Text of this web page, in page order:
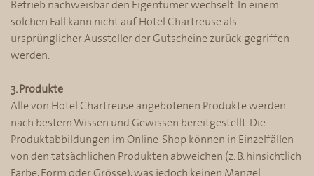
Betrieb nachweisbar den Eigentümer wechselt. In einem
solchen Fall kann nicht auf Hotel Chartreuse als
ursprünglicher Aussteller der Gutscheine zurück gegriffen
werden.
3. Produkte
Alle von Hotel Chartreuse angebotenen Produkte werden
nach bestem Wissen und Gewissen bereitgestellt. Die
Produktabbildungen im Online-Shop können in Einzelfällen
von den tatsächlichen Produkten abweichen (z. B. hinsichtlich